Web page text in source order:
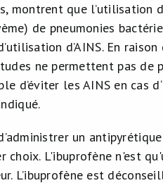
montrent que l’utilisation
de pneumonies
d’AINS. En
ne permettent pas de
d’éviter les AINS en cas
un
L'ibuprofène n'est
L’ibuprofène est